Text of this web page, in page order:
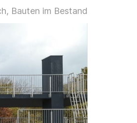
Bauten im Bestand